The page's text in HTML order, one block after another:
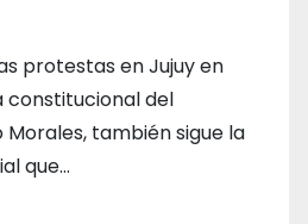
protestas en Jujuy en
del
también sigue la
que…